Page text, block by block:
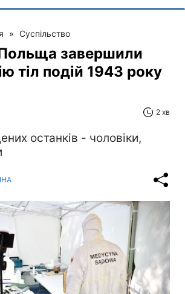
» Суспільство
Польща завершили
тіл подій 1943 року
2 хв
останків - чоловіки,